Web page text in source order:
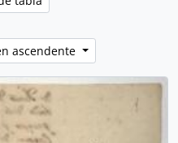
ascendente